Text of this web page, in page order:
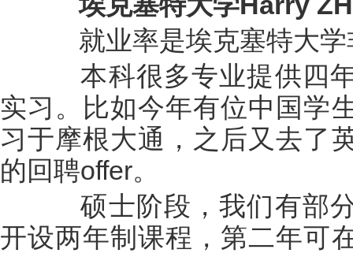
就业率是埃克塞特大学
本科很多专业提供四年
实习。比如今年有位中国学
习于摩根大通，之后又去了
的回聘offer。
硕士阶段，我们有部分
开设两年制课程，第二年可